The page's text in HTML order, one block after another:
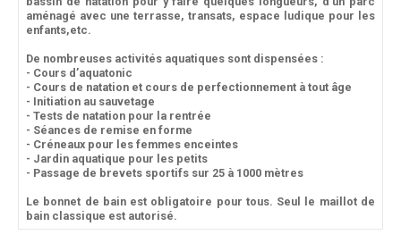
aménagé avec une terrasse, transats, espace ludique pour les
enfants,etc.
De nombreuses activités aquatiques sont dispensées :
- Cours d’aquatonic
- Cours de natation et cours de perfectionnement à tout âge
- Initiation au sauvetage
- Tests de natation pour la rentrée
- Séances de remise en forme
- Créneaux pour les femmes enceintes
- Jardin aquatique pour les petits
- Passage de brevets sportifs sur 25 à 1000 mètres
Le bonnet de bain est obligatoire pour tous. Seul le maillot de
bain classique est autorisé.